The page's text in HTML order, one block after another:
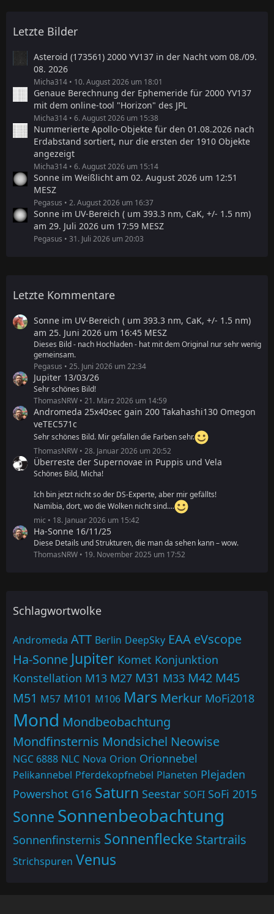
Letzte Bilder
Asteroid (173561) 2000 YV137 in der Nacht vom 08./09.
08. 2026
Micha314 10. August 2026 um 18:01
Genaue Berechnung der Ephemeride für 2000 YV137
mit dem online-tool "Horizon" des JPL
Micha314 6. August 2026 um 15:38
Nummerierte Apollo-Objekte für den 01.08.2026 nach
Erdabstand sortiert, nur die ersten der 1910 Objekte
angezeigt
Micha314 6. August 2026 um 15:14
Sonne im Weißlicht am 02. August 2026 um 12:51
MESZ
Pegasus 2. August 2026 um 16:37
Sonne im UV-Bereich ( um 393.3 nm, CaK, +/- 1.5 nm)
am 29. Juli 2026 um 17:59 MESZ
Pegasus 31. Juli 2026 um 20:03
Letzte Kommentare
Sonne im UV-Bereich ( um 393.3 nm, CaK, +/- 1.5 nm)
am 25. Juni 2026 um 16:45 MESZ
Dieses Bild - nach Hochladen - hat mit dem Original nur sehr wenig
gemeinsam.
Pegasus
25. Juni 2026 um 22:34
Jupiter 13/03/26
Sehr schönes Bild!
ThomasNRW
21. März 2026 um 14:59
Andromeda 25x40sec gain 200 Takahashi130 Omegon
veTEC571c
Sehr schönes Bild. Mir gefallen die Farben sehr.
ThomasNRW
28. Januar 2026 um 20:52
Überreste der Supernovae in Puppis und Vela
Schönes Bild, Micha!
Ich bin jetzt nicht so der DS-Experte, aber mir gefällts!
Namibia, dort, wo die Wolken nicht sind....
mic
18. Januar 2026 um 15:42
Ha-Sonne 16/11/25
Diese Details und Strukturen, die man da sehen kann – wow.
ThomasNRW
19. November 2025 um 17:52
Schlagwortwolke
Andromeda ATT Berlin DeepSky EAA eVscope
Ha-Sonne Jupiter Komet Konjunktion
Konstellation M13 M27 M31 M33 M42 M45
M51 M57 M101 M106 Mars Merkur MoFi2018
Mond Mondbeobachtung
Mondfinsternis Mondsichel Neowise
NGC 6888 NLC Nova Orion Orionnebel
Pelikannebel Pferdekopfnebel Planeten Plejaden
Powershot G16 Saturn Seestar SOFI SoFi 2015
Sonne Sonnenbeobachtung
Sonnenfinsternis Sonnenflecke Startrails
Strichspuren Venus